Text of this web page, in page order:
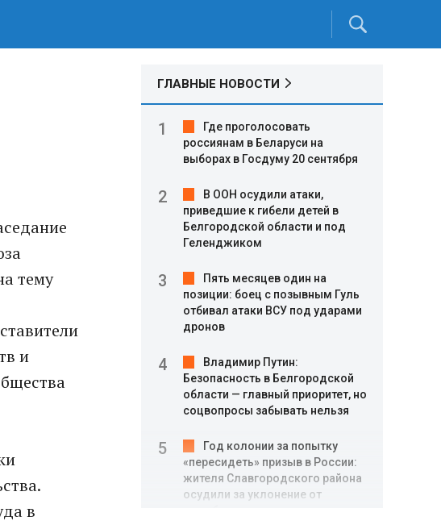
тему
и
в
ГЛАВНЫЕ НОВОСТИ
Где проголосовать
россиянам в Беларуси на
выборах в Госдуму 20 сентября
В ООН осудили атаки,
приведшие к гибели детей в
Белгородской области и под
Геленджиком
Пять месяцев один на
позиции: боец с позывным Гуль
отбивал атаки ВСУ под ударами
дронов
Владимир Путин:
Безопасность в Белгородской
области — главный приоритет, но
соцвопросы забывать нельзя
Год колонии за попытку
«пересидеть» призыв в России:
жителя Славгородского района
осудили за уклонение от